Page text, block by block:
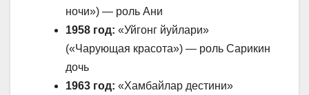
ночи») — роль Ани
1958 год: «Уйгонг йуйлари»
(«Чарующая красота») — роль Сарикин
дочь
1963 год: «Хамбайлар дестини»